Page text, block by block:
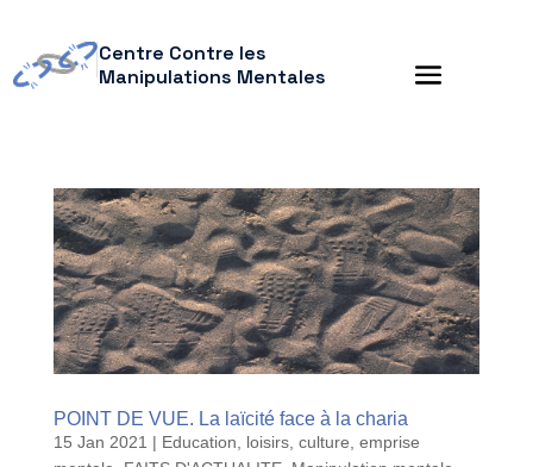
Centre Contre les
Manipulations Mentales
POINT DE VUE. La laïcité face à la charia
15 Jan 2021 | Education, loisirs, culture emprise